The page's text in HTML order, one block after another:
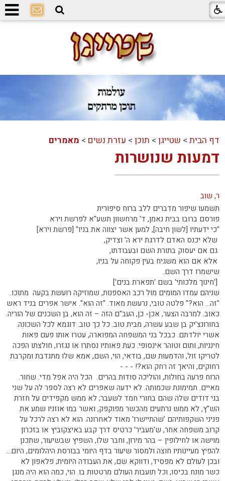
דף הבית > שטייגן > תוכן > עזרת נשים > מאמרים
דמעות שנושרות
ר, שוב
תשמעו שיפור מדברים ללב ברוח סיפורית
פורסם ברובו בבית נאמן, ד' מרחשוון תשע"א לפרשת וירא
"כי ידעתיו [לשון חיבה], למען אשר יצווה את בניו" [פרשת וירא]
שלא יכנס האדם לדרגת ירא ה' וצדיק,
גם אם יעסוק בתורת השם ובעבודתו,
אלא אם הוא משגיח בעין פקוחה על בניו,
שישמרו דרך השם.
['חינוך מלכותי' בשם 'תפארת בנים']
שניהם עמדו המומים מול רכב האספנות, שמוזיקה רועשת בקעה מתוכו.
"זה... הוא?" פלטה טובי, נרעשת מאוד. "זה הוא". אישר אפרים בניד ראש
כאוב. למרבה הצער, אכן- כן, העב"ם הזה – זה הוא, בן השכנים של הוריה.
בחורונצ'יק בן שבע עשרה, מבית טוב. כל כך טוב. דוגמא לכל השכונה.
אשרי יולדתם. כבכל בני המשפחה המפוארה, עטרו אותו פעם פאות
חינניות, ותום וטוהר אינסופי. כעת פאותיו נסתרו או נגזרו, חולצתו הפכה
לטריקו זול, והדמעות שם, בודאי, הוי, השם, אמא שלו מתנדבת ומקרבת
רחוקים, והיאך זה רחק הוא?! - - -
הרוח פרעה בחולות, והוליכה סודות בהרים. הכל היה אפל מדי. שחור.
מאיים. תמימונת שכמותה. לא ידעה שאפרים לא רצה לספר לה על שני
בני דודים שלה שהם בחורי חמד לשעבר; לא ממש מקפידים על חזרת
הש"ץ, לא ממש נרתעים מהכשר מפוקפק, ואשר במו אוזניו שמע את
פניני השקפותיהם 'שהתיישרו' מאוד לאחרונה. הוא לא רצה לרכל על
קרוב משפחה אחר, ש'מעביר' כרטיס דרך קבע באיצקוביץ או בזכרון
מוישה או לחילופין – בהר מירון, וחבר שלו, השפיץ שבשיעור, שתכנן
להפיץ מעיינותיו חוצה ולמסור שיעור בדף היומי בבורסת היהלומים, היום...
ובכן לעולם לא מפסיד, ודווקא שם, את העבודה היומית; פלאפון לא
כשר מונח בכיסו, וכל תועבות העולם מרטטות בו. הוי, כמה הוא היה מנגן